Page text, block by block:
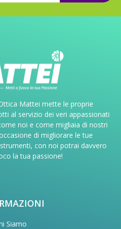
Mattei mette le proprie
al servizio dei veri appassionati
noi e come migliaia di nostri
di migliorare le tue
con noi potrai davvero
la tua passione!
Siamo